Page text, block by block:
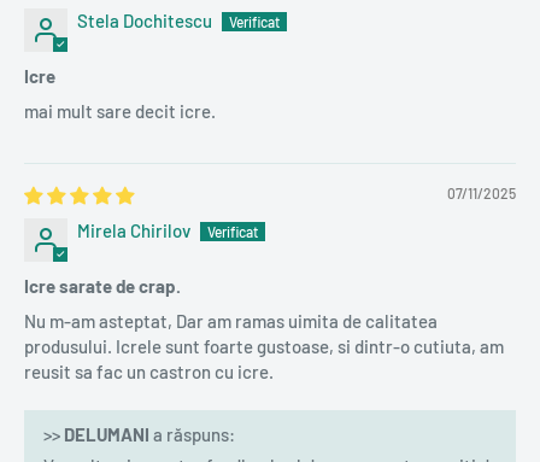
Stela Dochitescu
Icre
mai mult sare decit icre.
07/11/2025
Mirela Chirilov
Icre sarate de crap.
Nu m-am asteptat, Dar am ramas uimita de calitatea
produsului. Icrele sunt foarte gustoase, si dintr-o cutiuta, am
reusit sa fac un castron cu icre.
>> DELUMANI a răspuns: